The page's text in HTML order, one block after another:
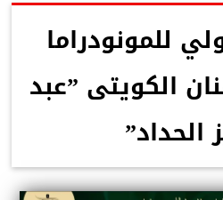
للمونودراما
الكويتى ”عبد
الحداد”